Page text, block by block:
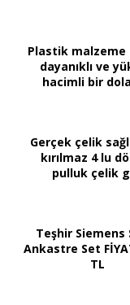
Plastik malzeme
dayanıklı ve
hacimli bir
Gerçek çelik
kırılmaz 4 lu
pulluk çelik
Teşhir Siemens
Ankastre Set
TL